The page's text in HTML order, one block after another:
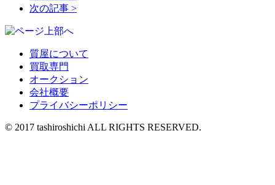
次の記事 >
質屋について
買取専門
オークション
会社概要
プライバシーポリシー
© 2017 tashiroshichi ALL RIGHTS RESERVED.